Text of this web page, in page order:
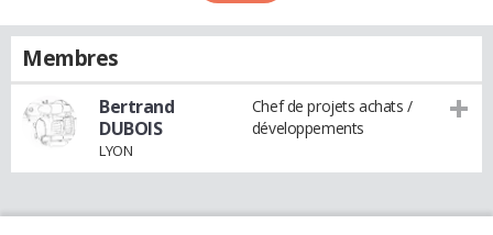
Membres
Bertrand
DUBOIS
LYON
Chef de projets achats /
développements